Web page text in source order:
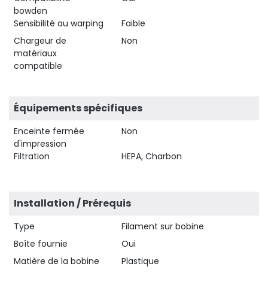
bowden
Sensibilité au warping
Faible
Chargeur de
matériaux
compatible
Non
Équipements spécifiques
Enceinte fermée
d'impression
Non
Filtration HEPA, Charbon
Installation / Prérequis
Type
Filament sur bobine
Boîte fournie
Oui
Matière de la bobine
Plastique